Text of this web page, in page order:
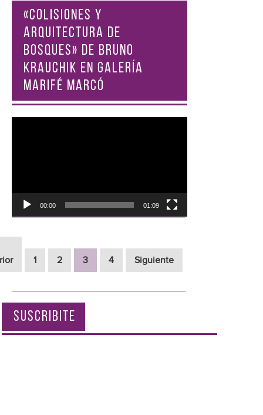
«COLISIONES Y
ARQUITECTURA DE
BOSQUES» DE BRUNO
KRAUCHIK EN GALERÍA
MARIFÉ MARCÓ
00:00 01:09
1 2 3 4 Siguiente
SUSCRIBITE